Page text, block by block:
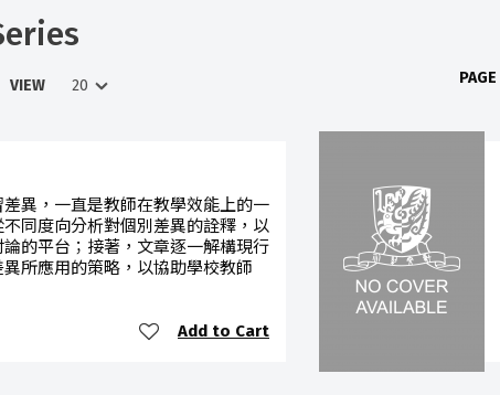
VIEW PAGE
異，一直是教師在教學效能上的一
同度向分析對個別差異的詮釋，以
的平台；接著，文章逐一解構現行
所應用的策略，以協助學校教師
Add to Cart